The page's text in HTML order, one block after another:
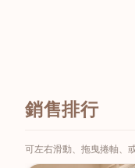
銷售排行
可左右滑動、拖曳捲軸、